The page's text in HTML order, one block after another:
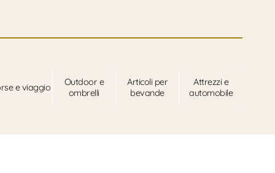
e viaggio
Outdoor e
ombrelli
Articoli per
bevande
Attrezzi e
automobile